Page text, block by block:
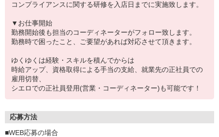
コンプライアンスに関する研修を入店日までに実施致します。
▼お仕事開始
勤務開始後も担当のコーディネーターがフォロー致します。
勤務時で困ったこと、ご要望があれば対応させて頂きます。
ゆくゆくは経験・スキルを積んでからは
時給アップ、資格取得による手当の支給、就業先の正社員での
雇用切替、
シエロでの正社員登用(営業・コーディネーター)も可能です！
応募方法
■WEB応募の場合